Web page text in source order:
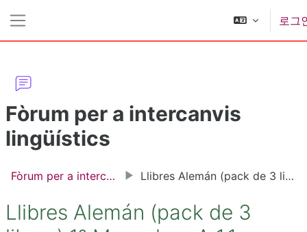
로그
Fòrum per a intercanvis
lingüístics
Fòrum per a intercanvis lingüístics Llibres Alemán (pack de 3 libros) 1º Menschen A 1.1
Llibres Alemán (pack de 3